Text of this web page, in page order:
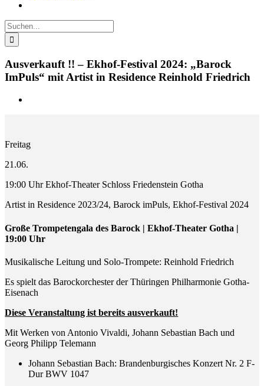
Suche
nach:
Ausverkauft !! – Ekhof-Festival 2024: „Barock
ImPuls“ mit Artist in Residence Reinhold Friedrich
Freitag
21.06.
19:00 Uhr Ekhof-Theater Schloss Friedenstein Gotha
Artist in Residence 2023/24, Barock imPuls, Ekhof-Festival 2024
Große Trompetengala des Barock | Ekhof-Theater Gotha |
19:00 Uhr
Musikalische Leitung und Solo-Trompete: Reinhold Friedrich
Es spielt das Barockorchester der Thüringen Philharmonie Gotha-
Eisenach
Diese Veranstaltung ist bereits ausverkauft!
Mit Werken von Antonio Vivaldi, Johann Sebastian Bach und
Georg Philipp Telemann
Johann Sebastian Bach: Brandenburgisches Konzert Nr. 2 F-
Dur BWV 1047